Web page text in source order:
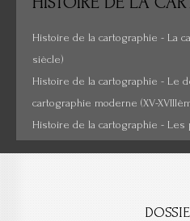
Cartes insolites, anciennes...
Histoire de la cartographie - La
siècle)
Histoire de la cartographie - Le
cartographie moderne (XV-
Histoire de la cartographie - Les